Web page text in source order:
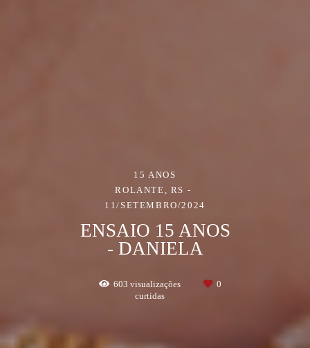
15 ANOS
ROLANTE, RS
11/SETEMBRO/2024
ENSAIO 15 ANOS
- DANIELA
603 visualizações
0
curtidas